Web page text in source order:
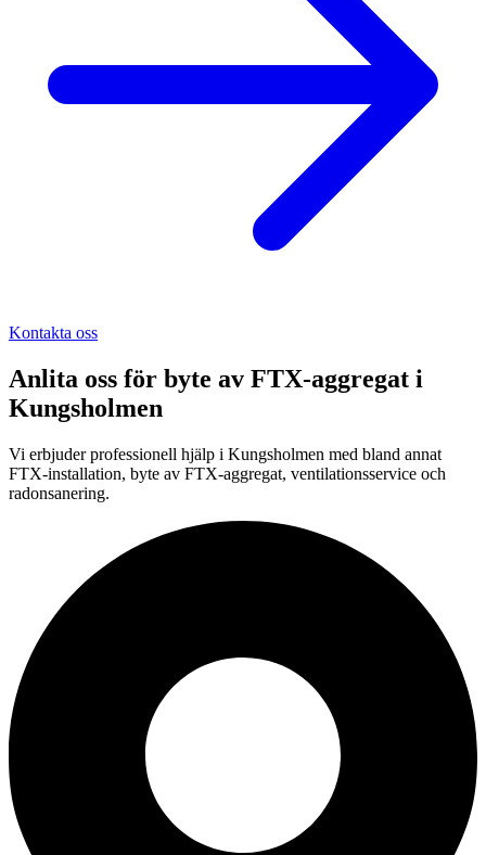
Kontakta oss
Anlita oss för byte av FTX-aggregat i
Kungsholmen
Vi erbjuder professionell hjälp i Kungsholmen med bland annat
FTX-installation, byte av FTX-aggregat, ventilationsservice och
radonsanering.